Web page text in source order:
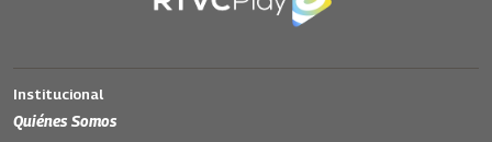
Institucional
Quiénes Somos